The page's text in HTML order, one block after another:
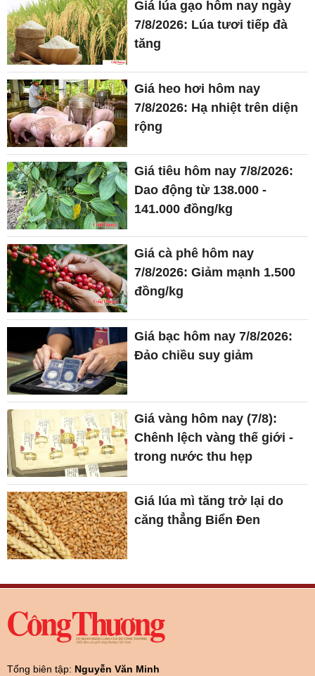
Giá lúa gạo hôm nay ngày
7/8/2026: Lúa tươi tiếp đà
tăng
Giá heo hơi hôm nay
7/8/2026: Hạ nhiệt trên diện
rộng
Giá tiêu hôm nay 7/8/2026:
Dao động từ 138.000 -
141.000 đồng/kg
Giá cà phê hôm nay
7/8/2026: Giảm mạnh 1.500
đồng/kg
Giá bạc hôm nay 7/8/2026:
Đảo chiều suy giảm
Giá vàng hôm nay (7/8):
Chênh lệch vàng thế giới -
trong nước thu hẹp
Giá lúa mì tăng trở lại do
căng thẳng Biển Đen
Tổng biên tập: Nguyễn Văn Minh